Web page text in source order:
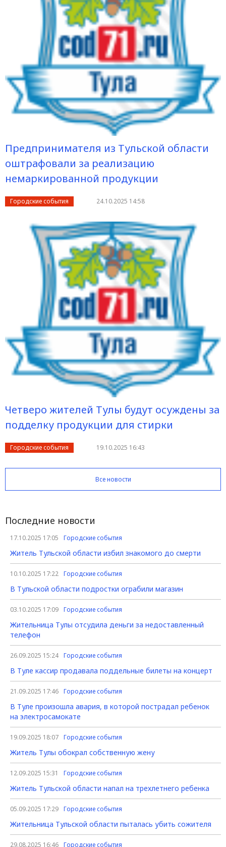
Предпринимателя из Тульской области
оштрафовали за реализацию
немаркированной продукции
Городские события 24.10.2025 14:58
Четверо жителей Тулы будут осуждены за
подделку продукции для стирки
Городские события 19.10.2025 16:43
Все новости
Последние новости
17.10.2025 17:05 Городские события
Житель Тульской области избил знакомого до смерти
10.10.2025 17:22 Городские события
В Тульской области подростки ограбили магазин
03.10.2025 17:09 Городские события
Жительница Тулы отсудила деньги за недоставленный
телефон
26.09.2025 15:24 Городские события
В Туле кассир продавала поддельные билеты на концерт
21.09.2025 17:46 Городские события
В Туле произошла авария, в которой пострадал ребенок
на электросамокате
19.09.2025 18:07 Городские события
Житель Тулы обокрал собственную жену
12.09.2025 15:31 Городские события
Житель Тульской области напал на трехлетнего ребенка
05.09.2025 17:29 Городские события
Жительница Тульской области пыталась убить сожителя
29.08.2025 16:46 Городские события